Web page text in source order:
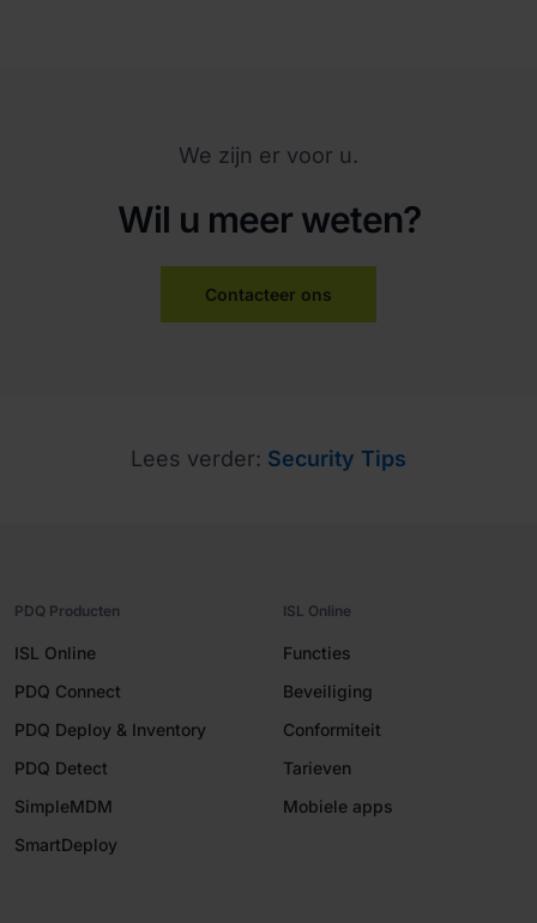
We zijn er voor u.
Wil u meer weten?
Contacteer ons
Lees verder: Security Tips
PDQ Producten
ISL Online
PDQ Connect
PDQ Deploy & Inventory
PDQ Detect
SimpleMDM
SmartDeploy
ISL Online
Functies
Beveiliging
Conformiteit
Tarieven
Mobiele apps